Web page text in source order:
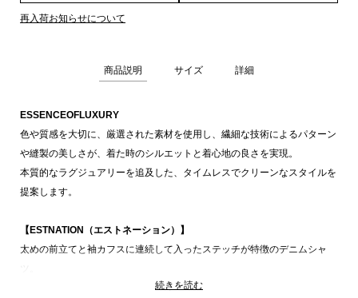
再入荷お知らせについて
商品説明 サイズ 詳細
ESSENCEOFLUXURY
色や質感を大切に、厳選された素材を使用し、繊細な技術によるパターン
や縫製の美しさが、着た時のシルエットと着心地の良さを実現。
本質的なラグジュアリーを追及した、タイムレスでクリーンなスタイルを
提案します。
【ESTNATION（エストネーション）】
太めの前立てと袖カフスに連続して入ったステッチが特徴のデニムシャ
ステッチと色落ち感が相まってアクセントに。
続きを読む